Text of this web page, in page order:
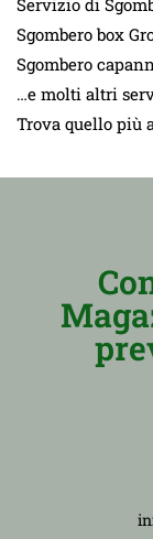
Sgombero box
Sgombero
…e molti altri
Trova quello più